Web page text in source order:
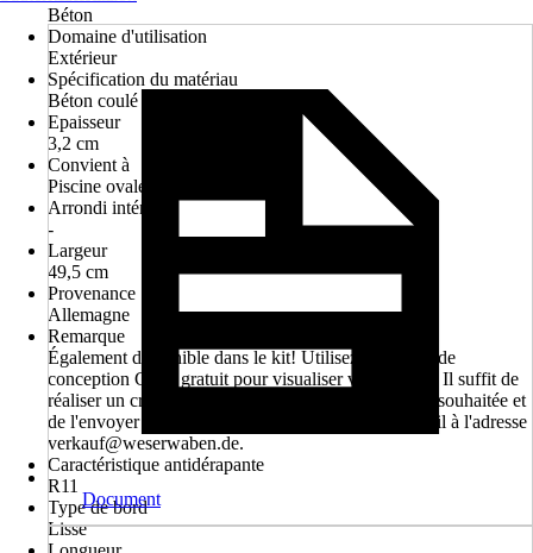
Béton
Domaine d'utilisation
Extérieur
Spécification du matériau
Béton coulé
Epaisseur
3,2 cm
Convient à
Piscine ovale, Piscine ronde
Arrondi intérieur
-
Largeur
49,5 cm
Provenance
Allemagne
Remarque
Également disponible dans le kit! Utilisez le service de
conception CAO gratuit pour visualiser votre projet. Il suffit de
réaliser un croquis avec les dimensions et la version souhaitée et
de l'envoyer par fax au 05751 / 960442 ou par e-mail à l'adresse
verkauf@weserwaben.de.
Caractéristique antidérapante
R11
Type de bord
Lisse
Document